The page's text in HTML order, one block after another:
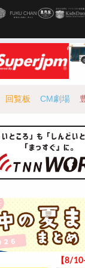
回覧板 CM劇場
【8/